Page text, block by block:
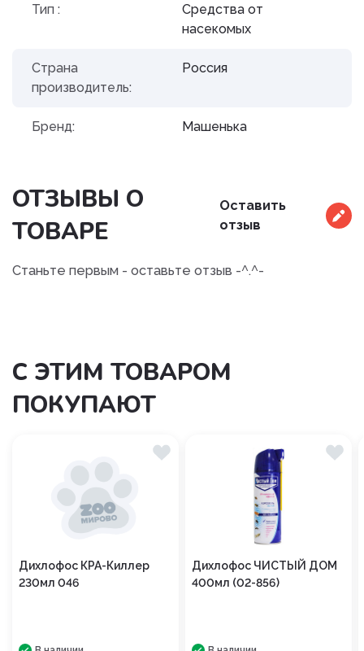
Тип :
Средства от
насекомых
Страна
производитель:
Россия
Бренд: Машенька
ОТЗЫВЫ О
ТОВАРЕ
Оставить
отзыв
Станьте первым - оставьте отзыв -^.^-
С ЭТИМ ТОВАРОМ
ПОКУПАЮТ
Дихлофос КРА-Киллер
230мл 046
Дихлофос ЧИСТЫЙ ДОМ
400мл (02-856)